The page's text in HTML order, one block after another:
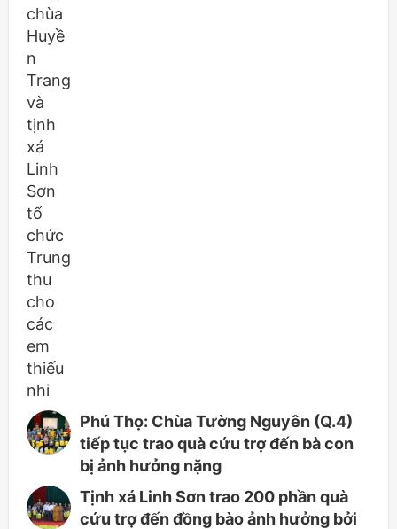
Phú Thọ: Chùa Tường Nguyên (Q.4)
tiếp tục trao quà cứu trợ đến bà con
bị ảnh hưởng nặng
Tịnh xá Linh Sơn trao 200 phần quà
cứu trợ đến đồng bào ảnh hưởng bởi